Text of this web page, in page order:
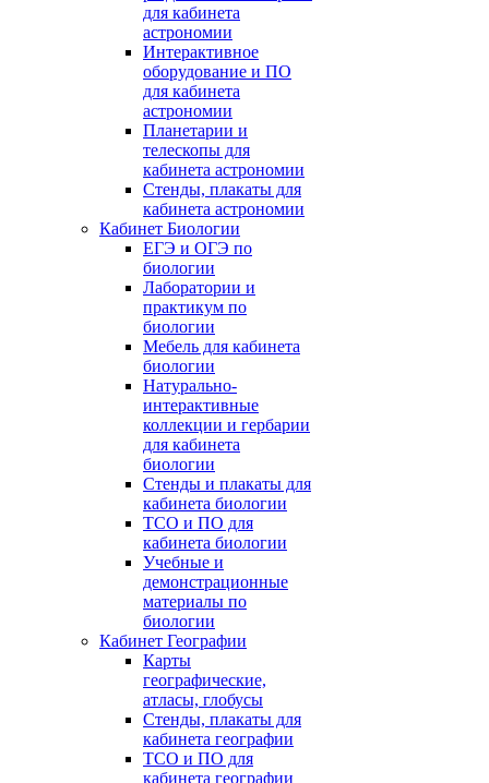
для кабинета
астрономии
Интерактивное
оборудование и ПО
для кабинета
астрономии
Планетарии и
телескопы для
кабинета астрономии
Стенды, плакаты для
кабинета астрономии
Кабинет Биологии
ЕГЭ и ОГЭ по
биологии
Лаборатории и
практикум по
биологии
Мебель для кабинета
биологии
Натурально-
интерактивные
коллекции и гербарии
для кабинета
биологии
Стенды и плакаты для
кабинета биологии
ТСО и ПО для
кабинета биологии
Учебные и
демонстрационные
материалы по
биологии
Кабинет Географии
Карты
географические,
атласы, глобусы
Стенды, плакаты для
кабинета географии
ТСО и ПО для
кабинета географии